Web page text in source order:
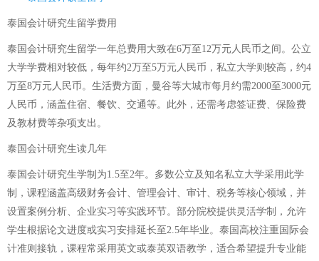
泰国会计研究生留学费用
泰国会计研究生留学一年总费用大致在6万至12万元人民币之间。公立
大学学费相对较低，每年约2万至5万元人民币，私立大学则较高，约4
万至8万元人民币。生活费方面，曼谷等大城市每月约需2000至3000元
人民币，涵盖住宿、餐饮、交通等。此外，还需考虑签证费、保险费
及教材费等杂项支出。
泰国会计研究生读几年
泰国会计研究生学制为1.5至2年。多数公立及知名私立大学采用此学
制，课程涵盖高级财务会计、管理会计、审计、税务等核心领域，并
设置案例分析、企业实习等实践环节。部分院校提供灵活学制，允许
学生根据论文进度或实习安排延长至2.5年毕业。泰国高校注重国际会
计准则接轨，课程常采用英文或泰英双语教学，适合希望提升专业能